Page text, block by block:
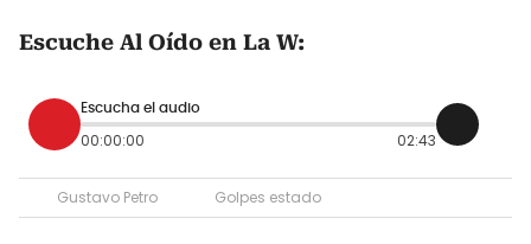
Escuche Al Oído en La W:
Escucha el audio
00:00:00 02:43
Gustavo Petro Golpes estado